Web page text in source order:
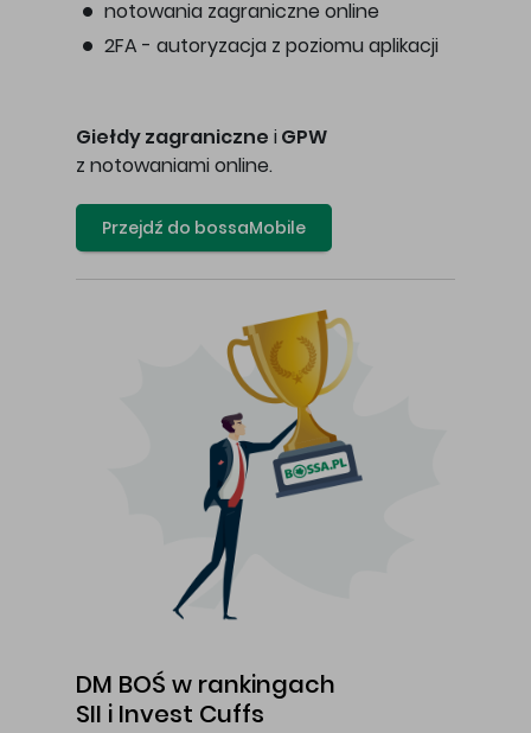
notowania zagraniczne online
2FA - autoryzacja z poziomu aplikacji
Giełdy zagraniczne i GPW
z notowaniami online.
Przejdź do bossaMobile
DM BOŚ w rankingach
SII i Invest Cuffs